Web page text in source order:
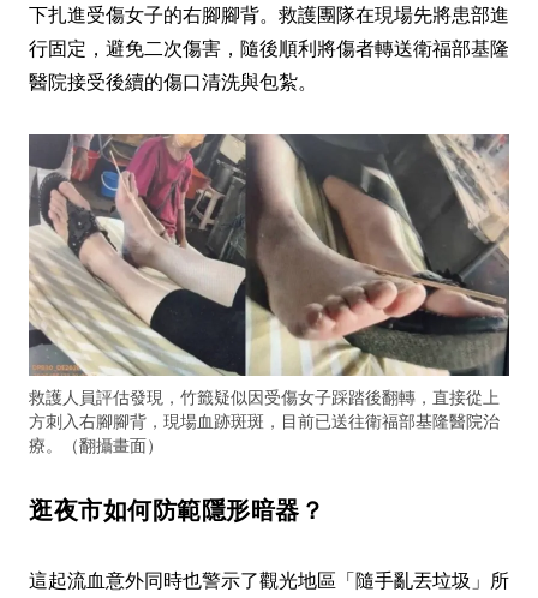
下扎進受傷女子的右腳腳背。救護團隊在現場先將患部進
行固定，避免二次傷害，隨後順利將傷者轉送衛福部基隆
醫院接受後續的傷口清洗與包紮。
救護人員評估發現，竹籤疑似因受傷女子踩踏後翻轉，直接從上
方刺入右腳腳背，現場血跡斑斑，目前已送往衛福部基隆醫院治
療。（翻攝畫面）
逛夜市如何防範隱形暗器？
這起流血意外同時也警示了觀光地區「隨手亂丟垃圾」所